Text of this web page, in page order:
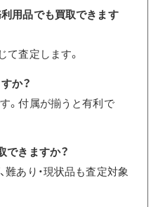
用品でも買取できます
て査定します。
か？
。付属が揃うと有利で
できますか？
あり・現状品も査定対象